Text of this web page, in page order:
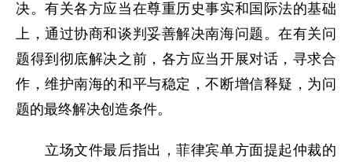
决。有关各方应当在尊重历史事实和国际法的基础
上，通过协商和谈判妥善解决南海问题。在有关问
题得到彻底解决之前，各方应当开展对话，寻求合
作，维护南海的和平与稳定，不断增信释疑，为问
题的最终解决创造条件。
立场文件最后指出，菲律宾单方面提起仲裁的